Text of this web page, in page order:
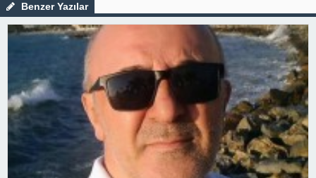
Benzer Yazılar